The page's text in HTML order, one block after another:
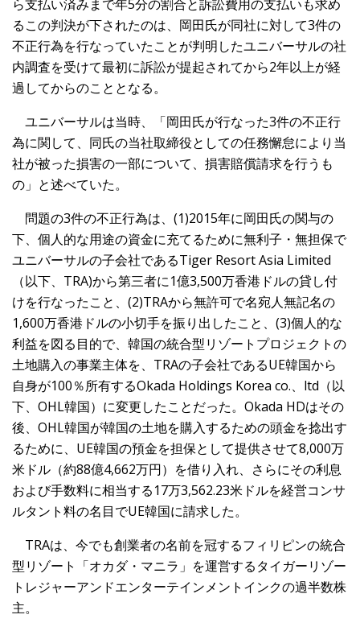
ら支払い済みまで年5分の割合と訴訟費用の支払いも求め
るこの判決が下されたのは、岡田氏が同社に対して3件の
不正行為を行なっていたことが判明したユニバーサルの社
内調査を受けて最初に訴訟が提起されてから2年以上が経
過してからのこととなる。
ユニバーサルは当時、「岡田氏が行なった3件の不正行
為に関して、同氏の当社取締役としての任務懈怠により当
社が被った損害の一部について、損害賠償請求を行うも
の」と述べていた。
問題の3件の不正行為は、(1)2015年に岡田氏の関与の
下、個人的な用途の資金に充てるために無利子・無担保で
ユニバーサルの子会社であるTiger Resort Asia Limited
（以下、TRA)から第三者に1億3,500万香港ドルの貸し付
けを行なったこと、(2)TRAから無許可で名宛人無記名の
1,600万香港ドルの小切手を振り出したこと、(3)個人的な
利益を図る目的で、韓国の統合型リゾートプロジェクトの
土地購入の事業主体を、TRAの子会社であるUE韓国から
自身が100％所有するOkada Holdings Korea co.、ltd（以
下、OHL韓国）に変更したことだった。Okada HDはその
後、OHL韓国が韓国の土地を購入するための頭金を捻出す
るために、UE韓国の預金を担保として提供させて8,000万
米ドル（約88億4,662万円）を借り入れ、さらにその利息
および手数料に相当する17万3,562.23米ドルを経営コンサ
ルタント料の名目でUE韓国に請求した。
TRAは、今でも創業者の名前を冠するフィリピンの統合
型リゾート「オカダ・マニラ」を運営するタイガーリゾー
トレジャーアンドエンターテインメントインクの過半数株
主。